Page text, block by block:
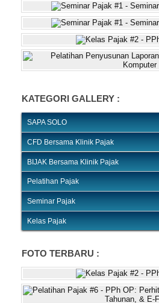
KATEGORI GALLERY :
SAPA SOLO
CFD Bersama Klinik Pajak
BIJAK Bersama Klinik Pajak
Pelatihan Pajak
Seminar Pajak
Kelas Pajak
FOTO TERBARU :